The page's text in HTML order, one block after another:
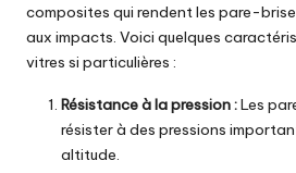
composites qui rendent les pare-
aux impacts. Voici quelques
vitres si particulières :
Résistance à la pression :Les
résister à des pressions
altitude.